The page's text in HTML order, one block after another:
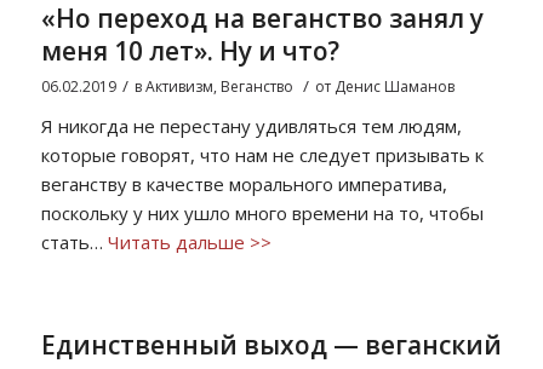
«Но переход на веганство занял у
меня 10 лет». Ну и что?
06.02.2019 / вАктивизм, Веганство / от Денис Шаманов
Я никогда не перестану удивляться тем людям,
которые говорят, что нам не следует призывать к
веганству в качестве морального императива,
поскольку у них ушло много времени на то, чтобы
стать… Читать дальше >>
Единственный выход — веганский